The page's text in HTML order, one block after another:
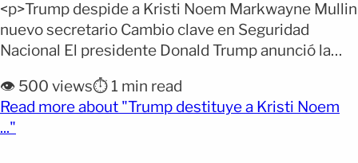
<p>Trump despide a Kristi Noem Markwayne Mullin
nuevo secretario Cambio clave en Seguridad
Nacional El presidente Donald Trump anunció la
Kristi Noem, y su reemplazo por el senador
republicano Markwayne Mullin. El anuncio fue
realizado por el mandatario a través de sus redes
👁️ 500 views⏱️ 1 min read
Read more about "Trump destituye a Kristi Noem
..."